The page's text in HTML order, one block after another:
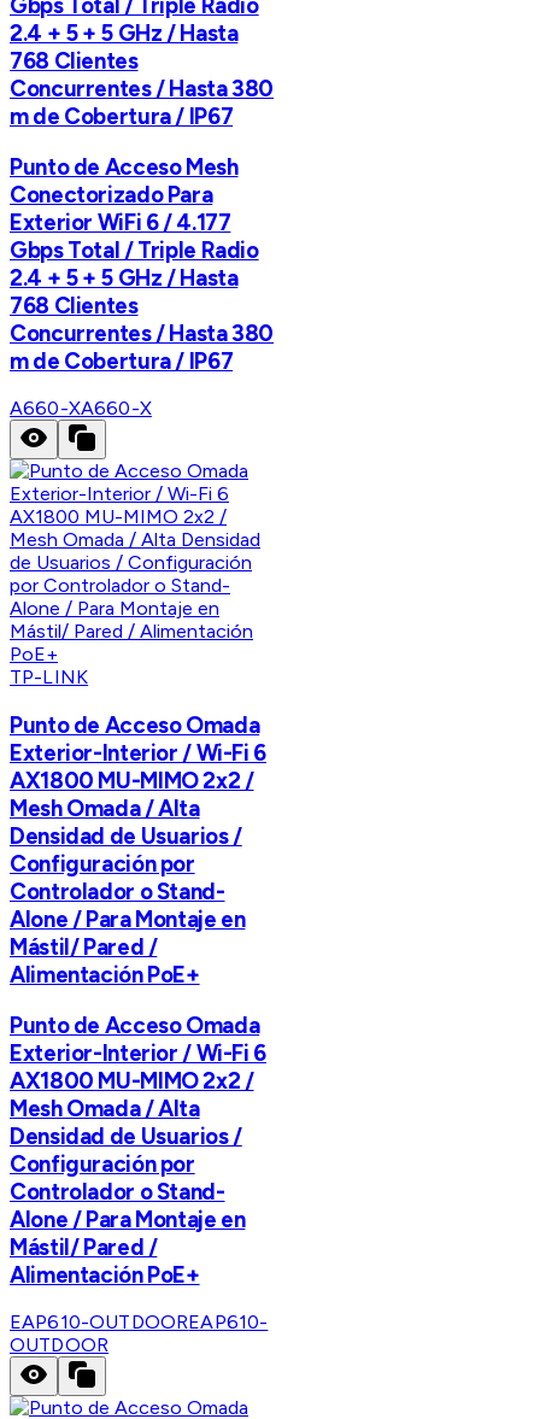
2.4 + 5 + 5 GHz / Hasta
768 Clientes
Concurrentes / Hasta 380
m de Cobertura / IP67
Punto de Acceso Mesh
Conectorizado Para
Exterior WiFi 6 / 4.177
Gbps Total / Triple Radio
2.4 + 5 + 5 GHz / Hasta
768 Clientes
Concurrentes / Hasta 380
m de Cobertura / IP67
A660-XA660-X
TP-LINK
Punto de Acceso Omada
Exterior-Interior / Wi-Fi 6
AX1800 MU-MIMO 2x2 /
Mesh Omada / Alta
Densidad de Usuarios /
Configuración por
Controlador o Stand-
Alone / Para Montaje en
Mástil/ Pared /
Alimentación PoE+
Punto de Acceso Omada
Exterior-Interior / Wi-Fi 6
AX1800 MU-MIMO 2x2 /
Mesh Omada / Alta
Densidad de Usuarios /
Configuración por
Controlador o Stand-
Alone / Para Montaje en
Mástil/ Pared /
Alimentación PoE+
EAP610-OUTDOOREAP610-
OUTDOOR